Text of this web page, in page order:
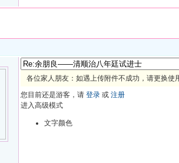
各位家人朋友：如遇上传附件不成功，请更换使
您目前还是游客，请 登录 或 注册
进入高级模式
文字颜色